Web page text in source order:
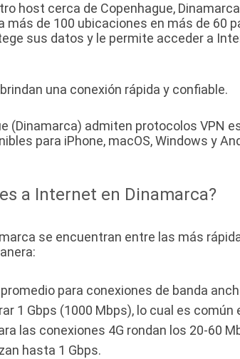
host cerca de Copenhague,
más de 100 ubicaciones en más de 60
sus datos y le permite acceder a
una conexión rápida y confiable.
admiten protocolos VPN
para iPhone, macOS, Windows y
a Internet en Dinamarca?
se encuentran entre las más
para conexiones de banda
1 Gbps (1000 Mbps), lo cual es común
las conexiones 4G rondan los 20-60
hasta 1 Gbps.